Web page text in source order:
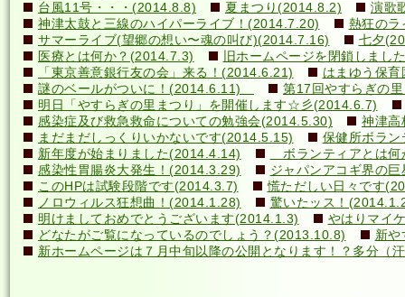
台風11号・・・(2014.8.8)
夏まつり(2014.8.2)
演歌
神津太鼓と三線のハイパーライブ！(2014.7.20)
熱狂の
サマーライブ(望郷の想い〜魂の叫び)(2014.7.16)
七夕
医療とは何か？(2014.7.3)
旧ホームページを閉鎖しまし
「東京善意銀行友の会」来る！(2014.6.21)
はまゆう保
謎のベールがついに！(2014.6.11)
第17回やすらぎの
明日「やすらぎの里まつり」を開催します☆彡(2014.6.7)
感染症及び救急救命についての勉強会(2014.5.30)
神津高
まだまだしっくりいかないです(2014.5.15)
保健所ボラ
新年度が始まりました(2014.4.14)
ボランティアとは
感染性胃腸炎大発生！(2014.3.29)
ジャパンアコギ界の
このHPは試験段階です(2014.3.7)
慌ただしい日々です
ノロウィルス狂想曲！(2014.1.28)
驚いたッス！
明けましておめでとうございます(2014.1.3)
やはりマイ
どなたがご覧になっているのでしょう？(2013.10.8)
新や
新ホームページは７月中旬以降の公開となります！？多分